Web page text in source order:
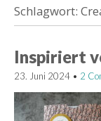
Schlagwort:
Inspiriert
23. Juni 2024 • 2